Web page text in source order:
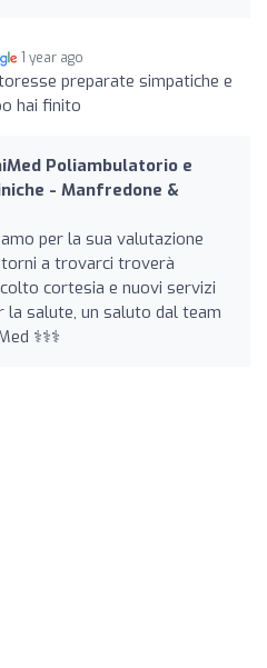
1 year ago
preparate simpatiche e
hai finito
Poliambulatorio e
- Manfredone &
per la sua valutazione
torni a trovarci troverà
cortesia e nuovi servizi
la salute, un saluto dal team
‍⚕️‍⚕️‍⚕️